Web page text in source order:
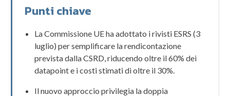
Punti chiave
La Commissione UE ha adottato i rivisti ESRS (3
luglio) per semplificare la rendicontazione
prevista dallaCSRD , riducendo oltre il 60% dei
datapoint e i costi stimati di oltre il 30%.
Il nuovo approccio privilegia ladoppia